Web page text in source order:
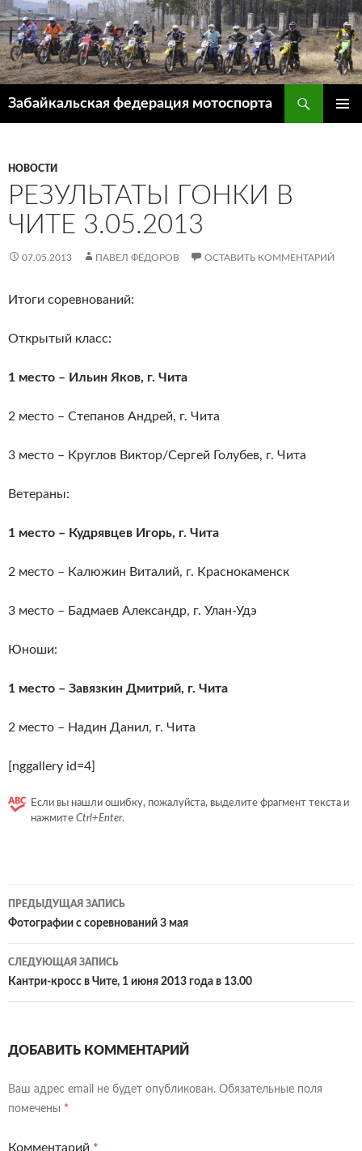
Перейти
к
содержимому
Забайкальская федерация мотоспорта
НОВОСТИ
РЕЗУЛЬТАТЫ ГОНКИ В
ЧИТЕ 3.05.2013
07.05.2013 ПАВЕЛ ФЁДОРОВ ОСТАВИТЬ КОММЕНТАРИЙ
Итоги соревнований:
Открытый класс:
1 место – Ильин Яков, г. Чита
2 место – Степанов Андрей, г. Чита
3 место – Круглов Виктор/Сергей Голубев, г. Чита
Ветераны:
1 место – Кудрявцев Игорь, г. Чита
2 место – Калюжин Виталий, г. Краснокаменск
3 место – Бадмаев Александр, г. Улан-Удэ
Юноши:
1 место – Завязкин Дмитрий, г. Чита
2 место – Надин Данил, г. Чита
[nggallery id=4]
Если вы нашли ошибку, пожалуйста, выделите фрагмент текста и
нажмите Ctrl+Enter.
Навигация
по
записям
ПРЕДЫДУЩАЯ ЗАПИСЬ
Фотографии с соревнований 3 мая
СЛЕДУЮЩАЯ ЗАПИСЬ
Кантри-кросс в Чите, 1 июня 2013 года в 13.00
ДОБАВИТЬ КОММЕНТАРИЙ
Ваш адрес email не будет опубликован. Обязательные поля
помечены *
Комментарий *